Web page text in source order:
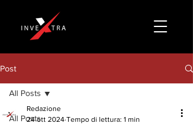
Post
All Posts
All Posts
Redazione
24 ott 2024 Tempo di lettura: 1 min